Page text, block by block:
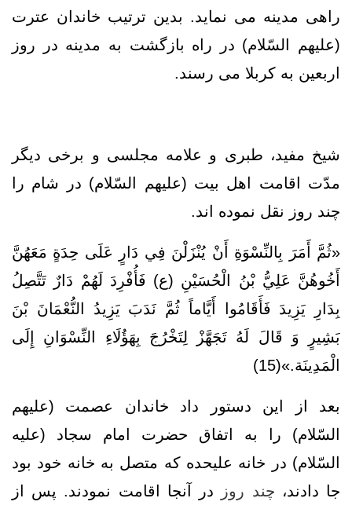
راهی مدینه می نماید. بدین ترتیب خاندان عترت
(علیهم السّلام) در راه بازگشت به مدینه در روز
اربعین به کربلا می رسند.
شیخ مفید، طبری و علامه مجلسی و برخی دیگر
مدّت اقامت اهل بيت (علیهم السّلام) در شام را
چند روز نقل نموده اند.
«ثُمَّ أَمَرَ بِالنِّسْوَةِ أَنْ يُنْزَلْنَ فِي دَارٍ عَلَى حِدَةٍ مَعَهُنَّ
أَخُوهُنَّ عَلِيُّ بْنُ الْحُسَيْنِ (ع) فَأُفْرِدَ لَهُمْ دَارٌ تَتَّصِلُ
بِدَارِ يَزِيدَ فَأَقَامُوا أَيَّاماً ثُمَّ نَدَبَ يَزِيدُ النُّعْمَانَ بْنَ
بَشِيرٍ وَ قَالَ لَهُ تَجَهَّزْ لِتَخْرُجَ بِهَؤُلَاءِ النِّسْوَانِ إِلَى
الْمَدِينَة.»(15)
بعد از اين دستور داد خاندان عصمت (علیهم
السّلام) را به اتفاق حضرت امام سجاد (علیه
السّلام) در خانه عليحده كه متصل به خانه خود بود
جا دادند، چند روز
در آنجا اقامت نمودند. پس از